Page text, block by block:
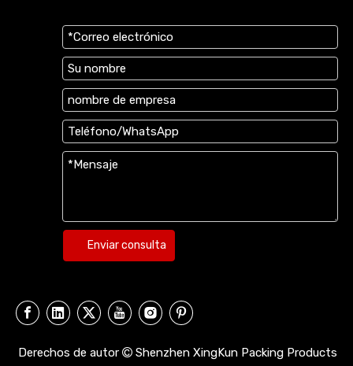
Enviar consulta
Derechos de autor  Shenzhen XingKun Packing Products